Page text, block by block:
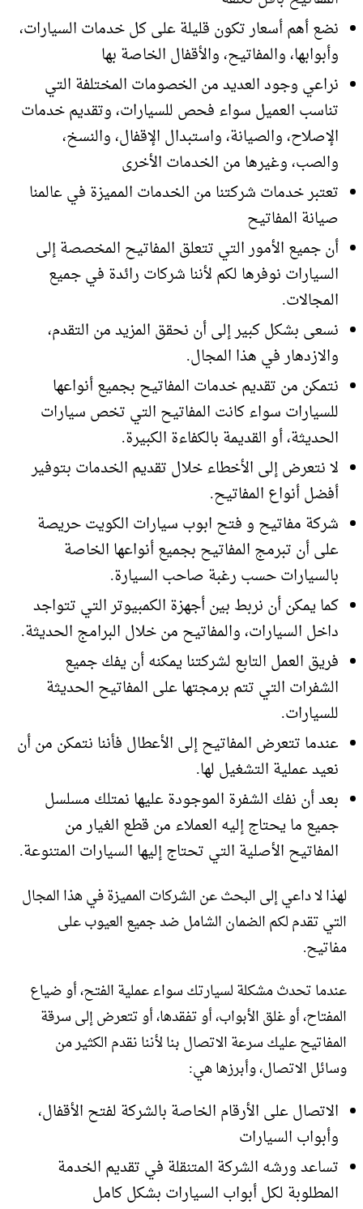
نضع أهم أسعار تكون قليلة على كل خدمات السيارات،
وأبوابها، والمفاتيح، والأقفال الخاصة بها
نراعي وجود العديد من الخصومات المختلفة التي
تناسب العميل سواء فحص للسيارات، وتقديم خدمات
الإصلاح، والصيانة، واستبدال الإقفال، والنسخ،
والصب، وغيرها من الخدمات الأخرى
تعتبر خدمات شركتنا من الخدمات المميزة في عالمنا
صيانة المفاتيح
أن جميع الأمور التي تتعلق المفاتيح المخصصة إلى
السيارات نوفرها لكم لأننا شركات رائدة في جميع
المجالات.
نسعى بشكل كبير إلى أن نحقق المزيد من التقدم،
والازدهار في هذا المجال.
نتمكن من تقديم خدمات المفاتيح بجميع أنواعها
للسيارات سواء كانت المفاتيح التي تخص سيارات
الحديثة، أو القديمة بالكفاءة الكبيرة.
لا نتعرض إلى الأخطاء خلال تقديم الخدمات بتوفير
أفضل أنواع المفاتيح.
شركة مفاتيح و فتح ابوب سيارات الكويت حريصة
على أن تبرمج المفاتيح بجميع أنواعها الخاصة
بالسيارات حسب رغبة صاحب السيارة.
كما يمكن أن نربط بين أجهزة الكمبيوتر التي تتواجد
داخل السيارات، والمفاتيح من خلال البرامج الحديثة.
فريق العمل التابع لشركتنا يمكنه أن يفك جميع
الشفرات التي تتم برمجتها على المفاتيح الحديثة
للسيارات.
عندما تتعرض المفاتيح إلى الأعطال فأننا نتمكن من أن
نعيد عملية التشغيل لها.
بعد أن نفك الشفرة الموجودة عليها نمتلك مسلسل
جميع ما يحتاج إليه العملاء من قطع الغيار من
المفاتيح الأصلية التي تحتاج إليها السيارات المتنوعة.
لهذا لا داعي إلى البحث عن الشركات المميزة في هذا المجال
التي تقدم لكم الضمان الشامل ضد جميع العيوب على
مفاتيح.
عندما تحدث مشكلة لسيارتك سواء عملية الفتح، أو ضياع
المفتاح، أو غلق الأبواب، أو تفقدها، أو تتعرض إلى سرقة
المفاتيح عليك سرعة الاتصال بنا لأننا نقدم الكثير من
وسائل الاتصال، وأبرزها هي:
الاتصال على الأرقام الخاصة بالشركة لفتح الأقفال،
وأبواب السيارات
تساعد ورشه الشركة المتنقلة في تقديم الخدمة
المطلوبة لكل أبواب السيارات بشكل كامل